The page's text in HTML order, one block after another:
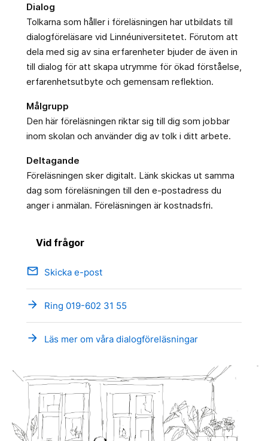
Dialog
Tolkarna som håller i föreläsningen har utbildats till
dialogföreläsare vid Linnéuniversitetet. Förutom att
dela med sig av sina erfarenheter bjuder de även in
till dialog för att skapa utrymme för ökad förståelse,
erfarenhetsutbyte och gemensam reflektion.
Målgrupp
Den här föreläsningen riktar sig till dig som jobbar
inom skolan och använder dig av tolk i ditt arbete.
Deltagande
Föreläsningen sker digitalt. Länk skickas ut samma
dag som föreläsningen till den e-postadress du
anger i anmälan. Föreläsningen är kostnadsfri.
Vid frågor
email Skicka e-post
arrow_forward Ring 019-602 31 55
arrow_forward Läs mer om våra dialogföreläsningar